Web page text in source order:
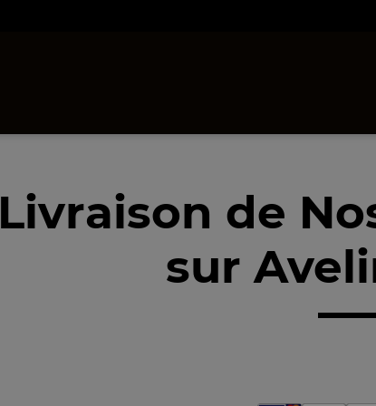
Livraison de
sur